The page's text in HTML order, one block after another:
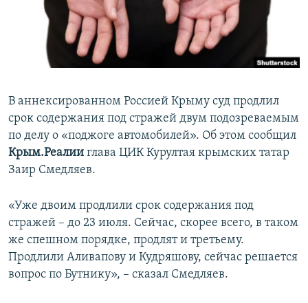
ПОБЕДИТЕЛЕЙ НЕ СУДЯТ?
КРЫМ.НЕПОКОРЕННЫЙ
ELIFBE
ПРИСОЕДИНЯЙТЕСЬ!
Все сайты RFE/RL
В аннексированном Россией Крыму суд продлил
срок содержания под стражей двум подозреваемым
по делу о «поджоге автомобилей». Об этом сообщил
Крым.Реалии глава ЦИК Курултая крымских татар
Заир Смедляев.
«Уже двоим продлили срок содержания под
стражей – до 23 июля. Сейчас, скорее всего, в таком
же спешном порядке, продлят и третьему.
Продлили Аливапову и Кудряшову, сейчас решается
вопрос по Бутнику», – сказал Смедляев.